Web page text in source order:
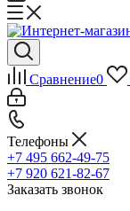
Сравнение0
Телефоны
+7 495 662-49-75
+7 920 621-82-67
Заказать звонок